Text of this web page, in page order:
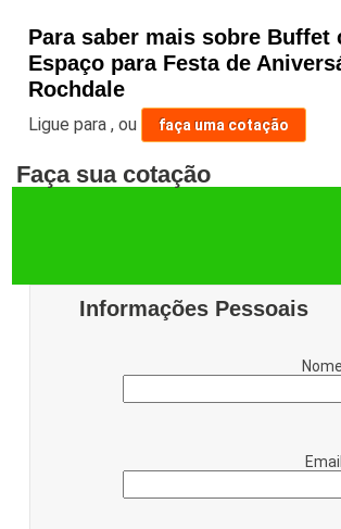
Para saber mais sobre Buffet
Espaço para Festa de
Rochdale
Ligue para,ou faça uma cotação
Faça sua cotação
Informações Pessoais